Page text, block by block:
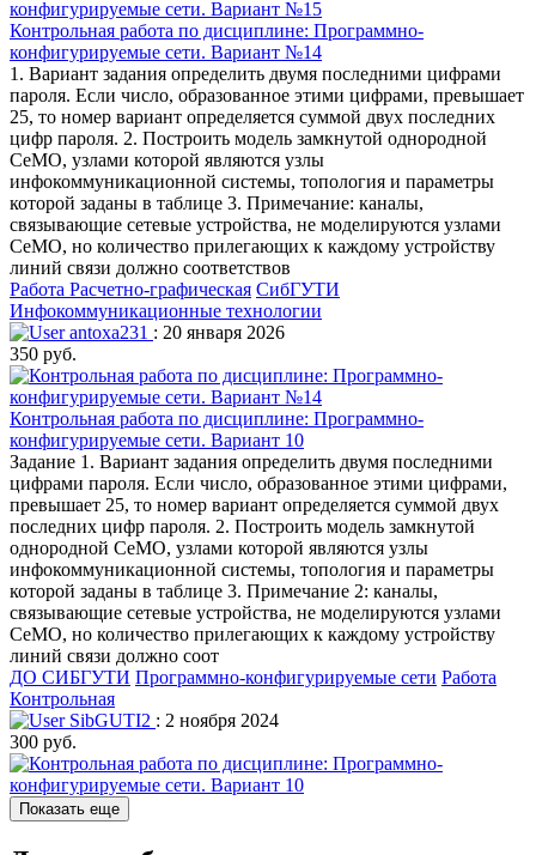
Контрольная работа по дисциплине: Программно-
конфигурируемые сети. Вариант №14
1. Вариант задания определить двумя последними цифрами
пароля. Если число, образованное этими цифрами, превышает
25, то номер вариант определяется суммой двух последних
цифр пароля. 2. Построить модель замкнутой однородной
СеМО, узлами которой являются узлы
инфокоммуникационной системы, топология и параметры
которой заданы в таблице 3. Примечание: каналы,
связывающие сетевые устройства, не моделируются узлами
СеМО, но количество прилегающих к каждому устройству
линий связи должно соответствов
Работа Расчетно-графическая СибГУТИ
Инфокоммуникационные технологии
antoxa231 : 20 января 2026
350 руб.
Контрольная работа по дисциплине: Программно-
конфигурируемые сети. Вариант 10
Задание 1. Вариант задания определить двумя последними
цифрами пароля. Если число, образованное этими цифрами,
превышает 25, то номер вариант определяется суммой двух
последних цифр пароля. 2. Построить модель замкнутой
однородной СеМО, узлами которой являются узлы
инфокоммуникационной системы, топология и параметры
которой заданы в таблице 3. Примечание 2: каналы,
связывающие сетевые устройства, не моделируются узлами
СеМО, но количество прилегающих к каждому устройству
линий связи должно соот
ДО СИБГУТИ Программно-конфигурируемые сети Работа
Контрольная
SibGUTI2 : 2 ноября 2024
300 руб.
Показать еще